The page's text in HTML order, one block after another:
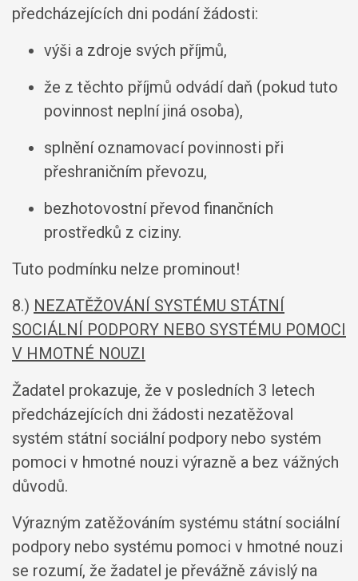
předcházejících dni podání žádosti:
výši a zdroje svých příjmů,
že z těchto příjmů odvádí daň (pokud tuto
povinnost neplní jiná osoba),
splnění oznamovací povinnosti při
přeshraničním převozu,
bezhotovostní převod finančních
prostředků z ciziny.
Tuto podmínku nelze prominout!
8.) NEZATĚŽOVÁNÍ SYSTÉMU STÁTNÍ
SOCIÁLNÍ PODPORY NEBO SYSTÉMU POMOCI
V HMOTNÉ NOUZI
Žadatel prokazuje, že v posledních 3 letech
předcházejících dni žádosti nezatěžoval
systém státní sociální podpory nebo systém
pomoci v hmotné nouzi výrazně a bez vážných
důvodů.
Výrazným zatěžováním systému státní sociální
podpory nebo systému pomoci v hmotné nouzi
se rozumí, že žadatel je převážně závislý na